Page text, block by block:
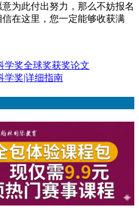
为此付出努力，那么不妨报名
在这里，您一定能够收获满
学奖全球奖获奖论文
学奖|详细指南